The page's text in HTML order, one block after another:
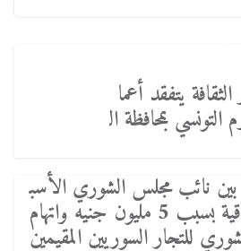
يتفقد أعما
بمحافظة ال
نائب مجلس الشوري الأسب
ق وسماقية بسبب 5 مليون جنيه واتهام
للتجار السوريين المقيمين